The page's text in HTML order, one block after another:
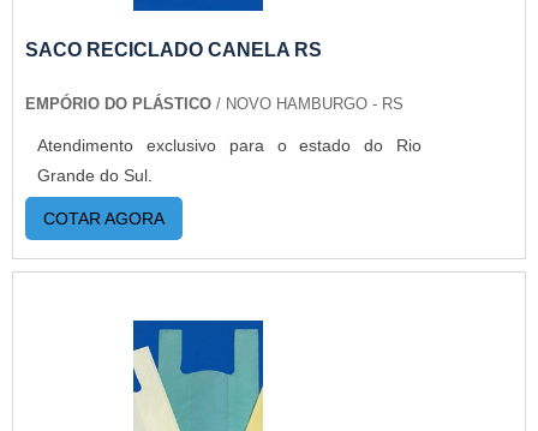
mais modernas e custos reduzidos. Aumentando,
assim, o mix de sacos a pronta entrega e venda
saber mais informações, basta solicitar um
orçamento..
SACO RECICLADO CANELA RS
EMPÓRIO DO PLÁSTICO / NOVO HAMBURGO - RS
Atendimento exclusivo para o estado do Rio
Grande do Sul.
COTAR AGORA